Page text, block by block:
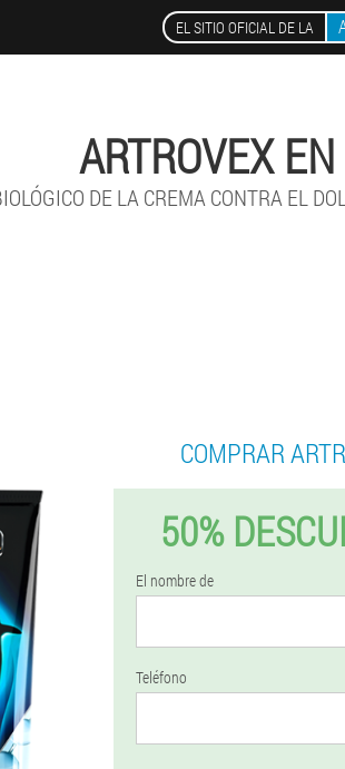
EL SITIO OFICIAL DE LA
ARTROVEX
DE LA CREMA CONTRA EL
COMPRAR
50%
El nombre de
Teléfono